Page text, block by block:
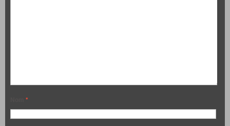
*